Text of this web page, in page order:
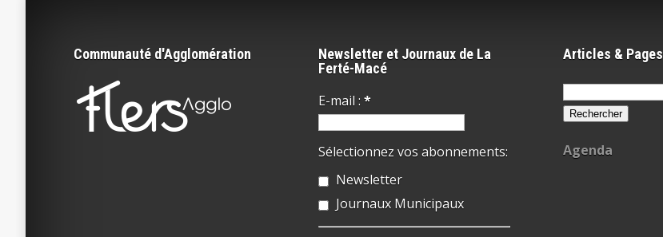
Communauté d'Agglomération
Newsletter et Journaux de La
Ferté-Macé
E-mail : *
Sélectionnez vos abonnements:
Newsletter
Journaux Municipaux
Articles & Pages
Rechercher :
Agenda